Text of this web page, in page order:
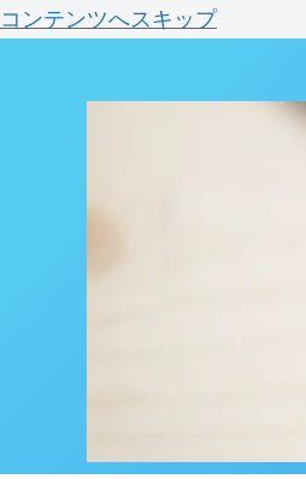
コンテンツへスキップ